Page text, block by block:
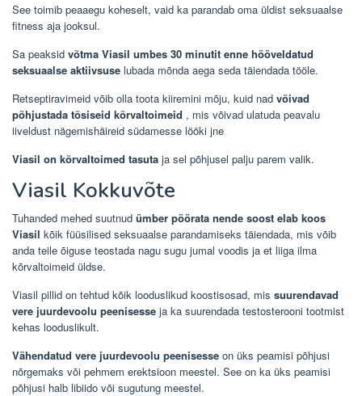
See toimib peaaegu koheselt, vaid ka parandab oma üldist seksuaalse
fitness aja jooksul.
Sa peaksid võtma Viasil umbes 30 minutit enne hööveldatud
seksuaalse aktiivsuse lubada mõnda aega seda täiendada tööle.
Retseptiravimeid võib olla toota kiiremini mõju, kuid nad võivad
põhjustada tõsiseid kõrvaltoimeid , mis võivad ulatuda peavalu
iiveldust nägemishäireid südamesse lööki jne
Viasil on kõrvaltoimed tasuta ja sel põhjusel palju parem valik.
Viasil Kokkuvõte
Tuhanded mehed suutnud ümber pöörata nende soost elab koos
Viasil kõik füüsilised seksuaalse parandamiseks täiendada, mis võib
anda teile õiguse teostada nagu sugu jumal voodis ja et liiga ilma
kõrvaltoimeid üldse.
Viasil pillid on tehtud kõik looduslikud koostisosad, mis suurendavad
vere juurdevoolu peenisesse ja ka suurendada testosterooni tootmist
kehas looduslikult.
Vähendatud vere juurdevoolu peenisesse on üks peamisi põhjusi
nõrgemaks või pehmem erektsioon meestel. See on ka üks peamisi
põhjusi halb libiido või sugutung meestel.